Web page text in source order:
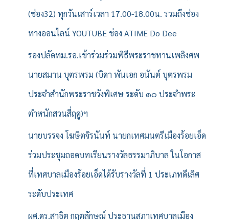
(ช่อง32) ทุกวันเสาร์เวลา 17.00-18.00น. รวมถึงช่อง
ทางออนไลน์ YOUTUBE ช่อง ATIME Do Dee
รองปลัดทม.รอ.เข้าร่วมร่วมพิธีพระราชทานเพลิงศพ
นายสมาน บุตรพรม (บิดา พันเอก อนันต์ บุตรพรม
ประจำสำนักพระราชวังพิเศษ ระดับ ๑๐ ประจำพระ
ตำหนักสวนสี่ฤดู)ฯ
นายบรรจง โฆษิตจิรนันท์ นายกเทศมนตรีเมืองร้อยเอ็ด
ร่วมประชุมถอดบทเรียนรางวัลธรรมาภิบาล ในโอกาส
ที่เทศบาลเมืองร้อยเอ็ดได้รับรางวัลที่ 1 ประเภทดีเลิศ
ระดับประเทศ
ผศ.ดร.สาธิต กฤตลักษณ์ ประธานสภาเทศบาลเมือง